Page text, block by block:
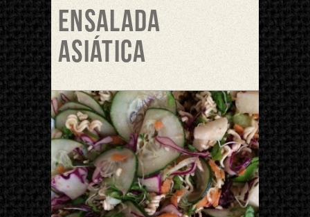
Ensalada
Asiática